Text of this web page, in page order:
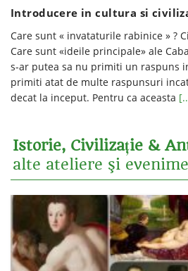
Introducere in cultura si
Care sunt « invataturile rabinice » ?
Care sunt «ideile principale» ale
s-ar putea sa nu primiti un raspuns
primiti atat de multe raspunsuri
decat la inceput. Pentru ca aceasta
Istorie, Civilizație &
alte ateliere şi